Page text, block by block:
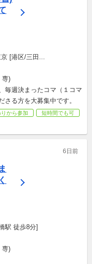
[港区/三田...
専)
毎週決まったコマ（１コマ
さる方を大募集中です。
から参加
短時間でも可
6日前
駅 徒歩8分]
専)